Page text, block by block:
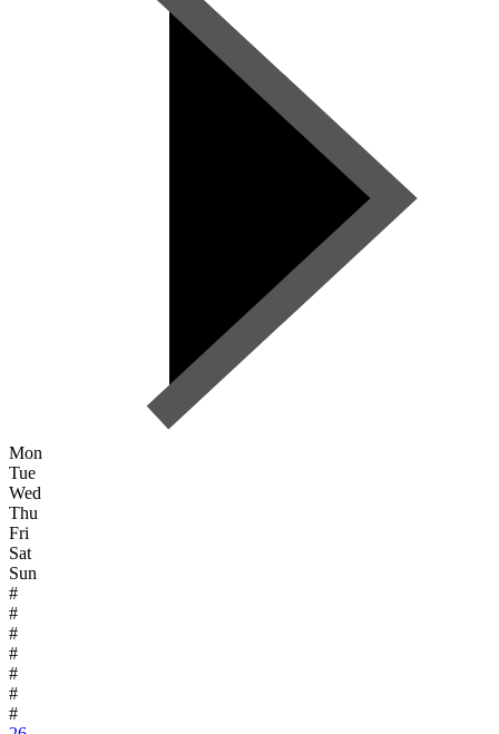
Mon
Tue
Wed
Thu
Fri
Sat
Sun
#
#
#
#
#
#
#